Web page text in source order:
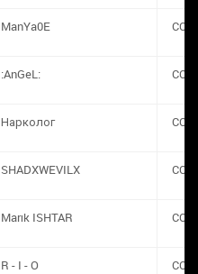
ManYa0E
:AnGeL:
Нарколог
SHADXWEVILX
Marık ISHTAR
R - I - O